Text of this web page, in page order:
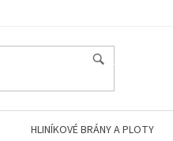
HLINÍKOVÉ BRÁNY A PLOTY